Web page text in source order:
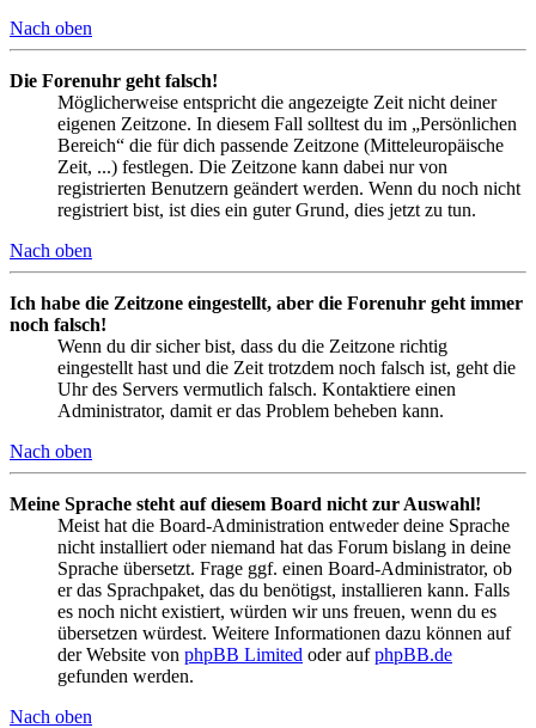
Nach oben
Die Forenuhr geht falsch!
Möglicherweise entspricht die angezeigte Zeit nicht deiner
eigenen Zeitzone. In diesem Fall solltest du im „Persönlichen
Bereich“ die für dich passende Zeitzone (Mitteleuropäische
Zeit, ...) festlegen. Die Zeitzone kann dabei nur von
registrierten Benutzern geändert werden. Wenn du noch nicht
registriert bist, ist dies ein guter Grund, dies jetzt zu tun.
Nach oben
Ich habe die Zeitzone eingestellt, aber die Forenuhr geht immer
noch falsch!
Wenn du dir sicher bist, dass du die Zeitzone richtig
eingestellt hast und die Zeit trotzdem noch falsch ist, geht die
Uhr des Servers vermutlich falsch. Kontaktiere einen
Administrator, damit er das Problem beheben kann.
Nach oben
Meine Sprache steht auf diesem Board nicht zur Auswahl!
Meist hat die Board-Administration entweder deine Sprache
nicht installiert oder niemand hat das Forum bislang in deine
Sprache übersetzt. Frage ggf. einen Board-Administrator, ob
er das Sprachpaket, das du benötigst, installieren kann. Falls
es noch nicht existiert, würden wir uns freuen, wenn du es
übersetzen würdest. Weitere Informationen dazu können auf
der Website von phpBB Limited oder aufphpBB.de
gefunden werden.
Nach oben